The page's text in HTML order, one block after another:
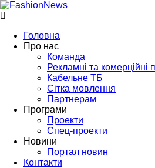
Головна
Про нас
Команда
Рекламні та комерційні
Кабельне ТБ
Сітка мовлення
Партнерам
Програми
Проекти
Спец-проекти
Новини
Портал новин
Контакти